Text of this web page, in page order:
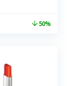
50%